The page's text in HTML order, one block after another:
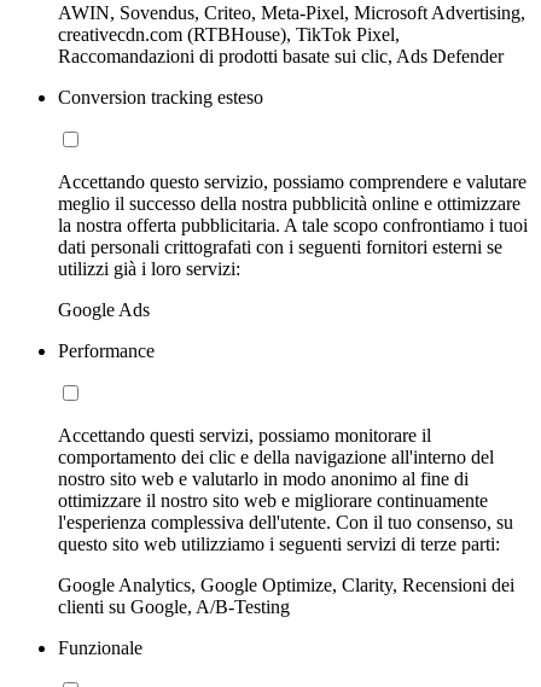
AWIN, Sovendus, Criteo, Meta-Pixel, Microsoft Advertising,
creativecdn.com (RTBHouse), TikTok Pixel,
Raccomandazioni di prodotti basate sui clic, Ads Defender
Conversion tracking esteso
Accettando questo servizio, possiamo comprendere e valutare
meglio il successo della nostra pubblicità online e ottimizzare
la nostra offerta pubblicitaria. A tale scopo confrontiamo i tuoi
dati personali crittografati con i seguenti fornitori esterni se
utilizzi già i loro servizi:
Google Ads
Performance
Accettando questi servizi, possiamo monitorare il
comportamento dei clic e della navigazione all'interno del
nostro sito web e valutarlo in modo anonimo al fine di
ottimizzare il nostro sito web e migliorare continuamente
l'esperienza complessiva dell'utente. Con il tuo consenso, su
questo sito web utilizziamo i seguenti servizi di terze parti:
Google Analytics, Google Optimize, Clarity, Recensioni dei
clienti su Google, A/B-Testing
Funzionale